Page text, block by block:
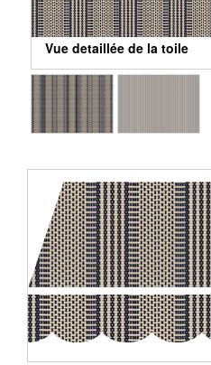
Vue detaillée de la toile